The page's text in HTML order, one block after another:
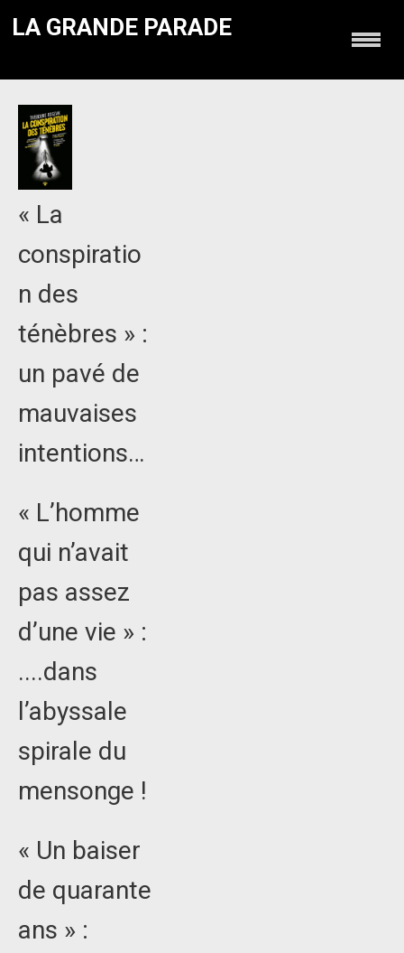
LA GRANDE PARADE
« La
conspiratio
n des
ténèbres » :
un pavé de
mauvaises
intentions…
« L’homme
qui n’avait
pas assez
d’une vie » :
....dans
l’abyssale
spirale du
mensonge !
« Un baiser
de quarante
ans » :